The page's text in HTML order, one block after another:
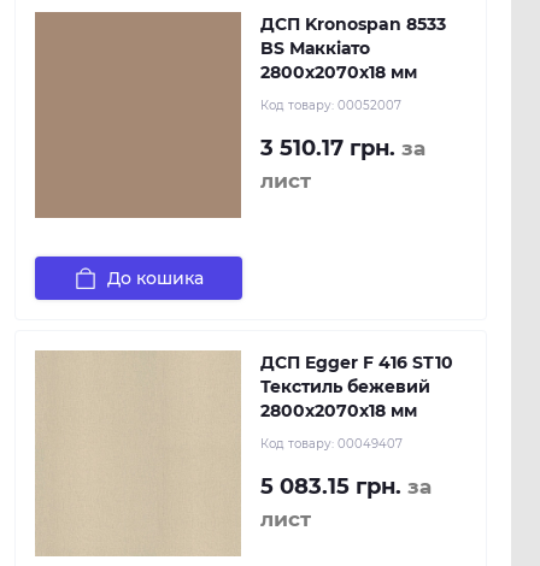
ДСП Kronospan 8533
BS Маккіато
2800x2070x18 мм
Код товару: 00052007
3 510.17 грн. за
лист
До кошика
ДСП Egger F 416 ST10
Текстиль бежевий
2800х2070х18 мм
Код товару: 00049407
5 083.15 грн. за
лист